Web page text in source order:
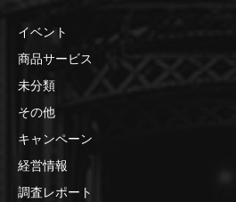
イベント
商品サービス
未分類
その他
キャンペーン
経営情報
調査レポート